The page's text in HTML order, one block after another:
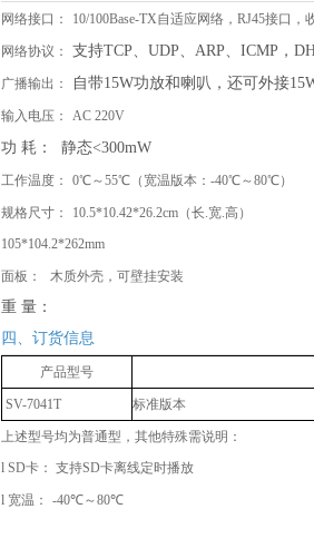
网络接口： 10/100Base-TX自适应网络，RJ45接口，
网络协议： 支持TCP、UDP、ARP、ICMP，
广播输出： 自带15W功放和喇叭，还可外接
输入电压： AC 220V
功 耗： 静态<300mW
工作温度： 0℃～55℃（宽温版本：-40℃～80℃）
规格尺寸：
10.5*10.42*26.2cm（长.宽.高）
105*104.2*262mm
面板： 木质外壳，可壁挂安装
重 量：
四、订货信息
产品型号
SV-7041T 标准版本
上述型号均为普通型，其他特殊需说明：
l SD卡： 支持SD卡离线定时播放
l 宽温： -40℃～80℃